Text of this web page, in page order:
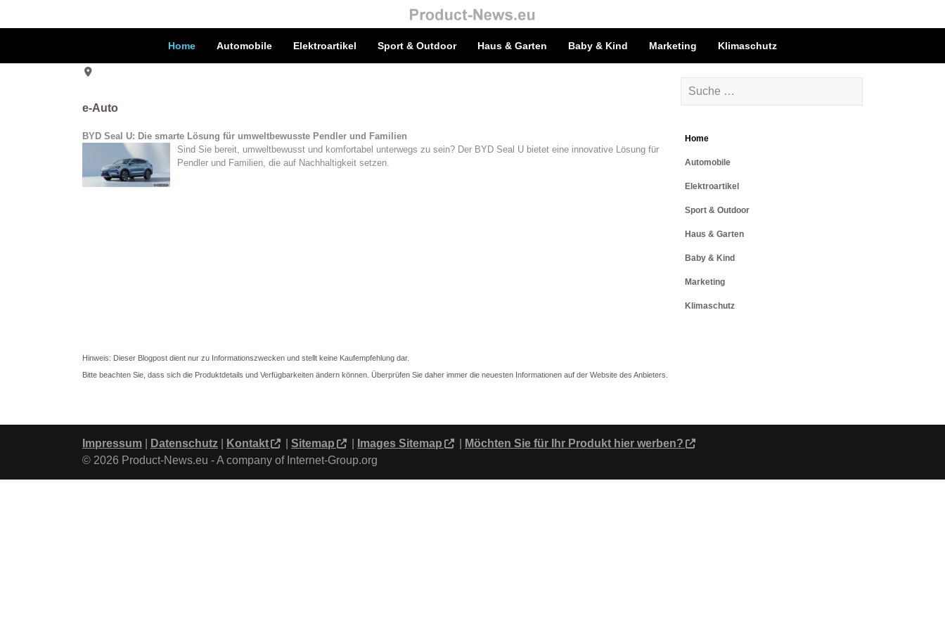
Home Automobile Elektroartikel Sport & Outdoor Haus & Garten Baby & Kind Marketing Klimaschutz
e-Auto
BYD Seal U: Die smarte Lösung für umweltbewusste Pendler und Familien
Sind Sie bereit, umweltbewusst und komfortabel unterwegs zu sein? Der BYD Seal U bietet eine innovative Lösung für
Pendler und Familien, die auf Nachhaltigkeit setzen.
Home
Automobile
Elektroartikel
Sport & Outdoor
Haus & Garten
Baby & Kind
Marketing
Klimaschutz
Hinweis: Dieser Blogpost dient nur zu Informationszwecken und stellt keine Kaufempfehlung dar.
Bitte beachten Sie, dass sich die Produktdetails und Verfügbarkeiten ändern können. Überprüfen Sie daher immer die neuesten Informationen auf der Website des Anbieters.
Impressum Datenschutz Kontakt Sitemap Images Sitemap
Möchten Sie für Ihr Produkt hier werben?
© 2026 Product-News.eu - A company of Internet-Group.org